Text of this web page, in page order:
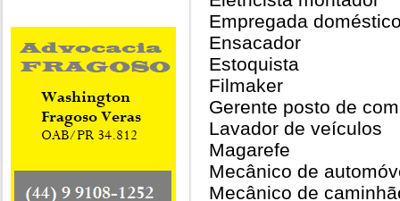
Empregada
Ensacador
Estoquista
Filmaker
Gerente posto de
Lavador de veículos
Magarefe
Mecânico de
Mecânico de